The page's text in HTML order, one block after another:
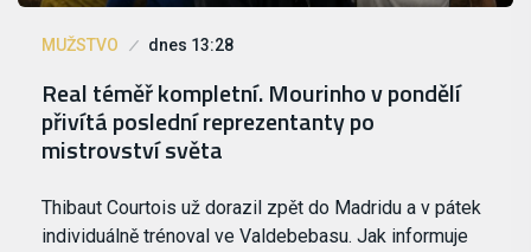
MUŽSTVO dnes 13:28
Real téměř kompletní. Mourinho v pondělí
přivítá poslední reprezentanty po
mistrovství světa
Thibaut Courtois už dorazil zpět do Madridu a v pátek
individuálně trénoval ve Valdebebasu. Jak informuje